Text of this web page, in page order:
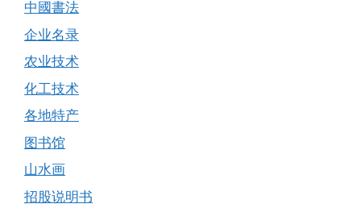
中國書法
企业名录
农业技术
化工技术
各地特产
图书馆
山水画
招股说明书